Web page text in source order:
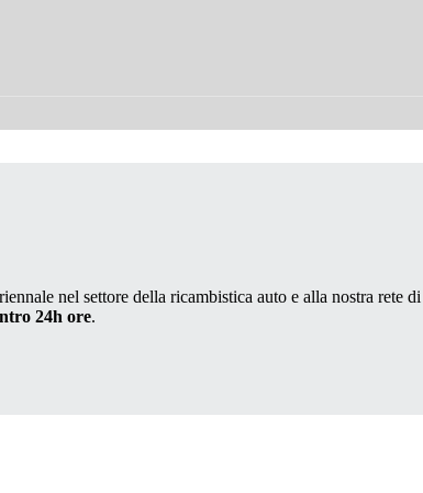
nel settore della ricambistica auto e alla nostra rete di
24h ore.